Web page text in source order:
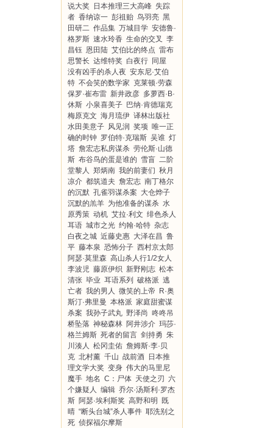
说大奖
日本推理三大高峰 失踪
者 香纳谅一 彭祖贻 鸟羽亮 黑
田研二 作品集 万城目学 安德鲁·
格罗斯 速水玲香 生命的交叉 李
昌钰 恩田陆 艾伯比的终点 雷布
思警长 达维特奖 白夜行 同屋
没有凶手的杀人夜 安东尼·艾伯
特 不会笑的数学家 克莱顿·劳森
保罗·崔布雷 新井政彦 多萝西·B·
休斯 小泉喜美子 巴纳·肯德瑞克
梅原克文 海月琉伊 译林出版社
水田美意子 风见润 奖项 唯一正
确的时钟 罗伯特·克瑞斯 吴谁 灯
塔 詹宏志私房谋杀 劳伦斯·山德
斯 布谷鸟的蛋是谁的 雪盲 二阶
堂黎人 郑炳南 我的前妻们 秋月
凉介 都筑道夫 詹宏志 南丁格尔
的沉默 孔雀羽谋杀案 大仓烨子
沉默的羔羊 为他准备的谋杀 水
原秀策 动机 艾拉·利文 绯色杀人
耳语 城市之光 约翰·哈特 杂志
白夜之城 近藤史惠 大泽在昌 鲁
平 藤本泉 恐怖分子 西村京太郎
阿瑟·莫里森 高山杀人行1/2女人
李波児 藤原伊织 新野刚志 松本
清张 毕业 耳语系列 破格派 逃
亡者 我的男人 微笑的上帝
R·奥
斯汀·弗里曼 本格派 家庭甜蜜谋
杀案 我孙子武丸 野泽尚 咚咚吊
桥坠落 神秘森林 阿井涉介 玛莎·
格兰姆斯 死者的留言 剑持勇 朱
川湊人 松冈圭佑 詹姆斯·李·贝
克 北村薰 千山 战前酒 日本推
理文学大奖 变身 伟大的马里尼
魔手 地名 C：尸体 天使之刃 六
个嫌疑人 编辑 乔尔·汤斯利·罗杰
斯 阿瑟·埃利斯奖 高野和明
既
晴 “断头台城”杀人事件 耶洗别之
死 侦探福尔摩斯